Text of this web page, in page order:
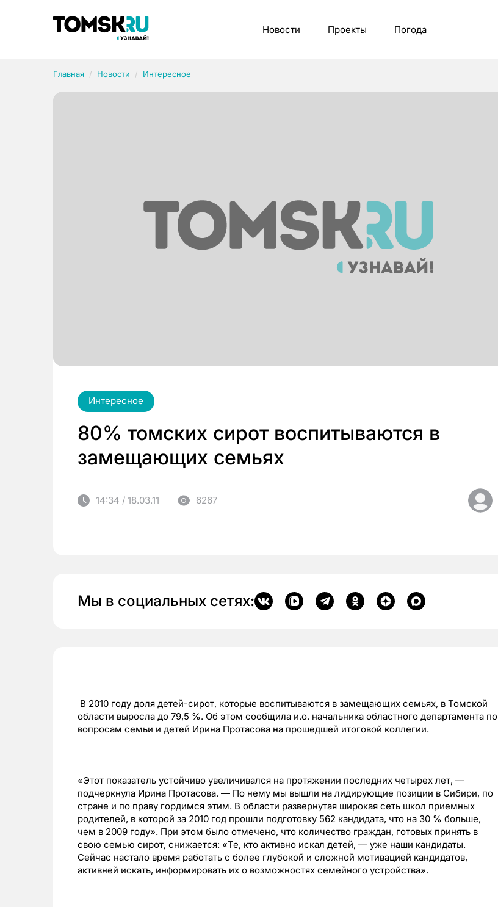
Новости Проекты Погода
Главная Новости Интересное
Интересное
80% томских сирот воспитываются в
замещающих семьях
14:34 / 18.03.11 6267
Мы в социальных сетях:
В 2010 году доля детей-сирот, которые воспитываются в замещающих семьях, в Томской
области выросла до 79,5 %. Об этом сообщила и.о. начальника областного департамента по
вопросам семьи и детей Ирина Протасова на прошедшей итоговой коллегии.
«Этот показатель устойчиво увеличивался на протяжении последних четырех лет, —
подчеркнула Ирина Протасова. — По нему мы вышли на лидирующие позиции в Сибири, по
стране и по праву гордимся этим. В области развернутая широкая сеть школ приемных
родителей, в которой за 2010 год прошли подготовку 562 кандидата, что на 30 % больше,
чем в 2009 году». При этом было отмечено, что количество граждан, готовых принять в
свою семью сирот, снижается: «Те, кто активно искал детей, — уже наши кандидаты.
Сейчас настало время работать с более глубокой и сложной мотивацией кандидатов,
активней искать, информировать их о возможностях семейного устройства».
Рубрики